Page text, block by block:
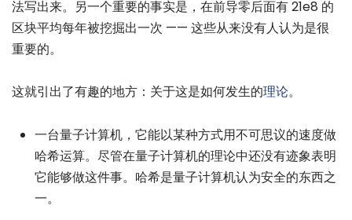
法写出来。另一个重要的事实是，在前导零后面有 21e8 的
区块平均每年被挖掘出一次 —— 这些从来没有人认为是很
重要的。
这就引出了有趣的地方：关于这是如何发生的理论。
一台量子计算机，它能以某种方式用不可思议的速度做
哈希运算。尽管在量子计算机的理论中还没有迹象表明
它能够做这件事。哈希是量子计算机认为安全的东西之
一。